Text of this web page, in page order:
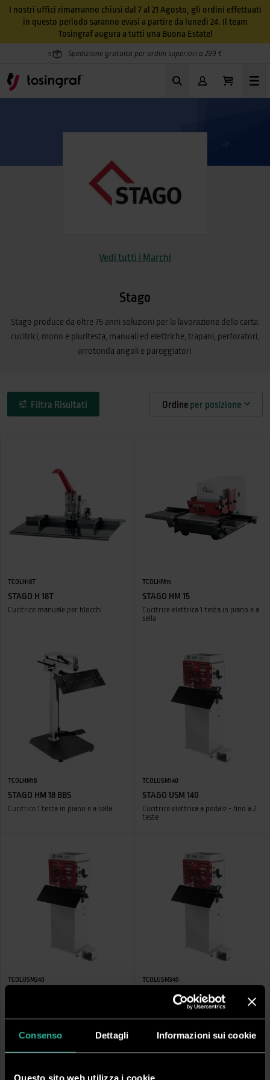
Consenso Dettagli Informazioni sui cookie
Questo sito web utilizza i cookie
I nostri uffici rimarranno chiusi dal 7 al 21 Agosto, gli ordini effettuati
in questo periodo saranno evasi a partire da lunedì 24. Il team
Tosingraf augura a tutti una Buona Estate!
Spedizione gratuita per ordini superiori a 299 €
Vedi tutti i Marchi
Stago
Stago produce da oltre 75 anni soluzioni per la lavorazione della carta:
cucitrici, mono e pluritesta, manuali ed elettriche, trapani, perforatori,
arrotonda angoli e pareggiatori.
Filtra Risultati Ordine per posizione
TCOLH18T
STAGO H 18T
Cucitrice manuale per blocchi
TCOLHM15
STAGO HM 15
Cucitrice elettrica 1 testa in piano e a
sella
TCOLHM18
STAGO HM 18 BBS
Cucitrice 1 testa in piano e a sella
TCOLUSM140
STAGO USM 140
Cucitrice elettrica a pedale - fino a 2
teste
TCOLUSM240 TCOLUSM340
STAGO USM 360
Cucitrice elettrica a pedale - fino a 6